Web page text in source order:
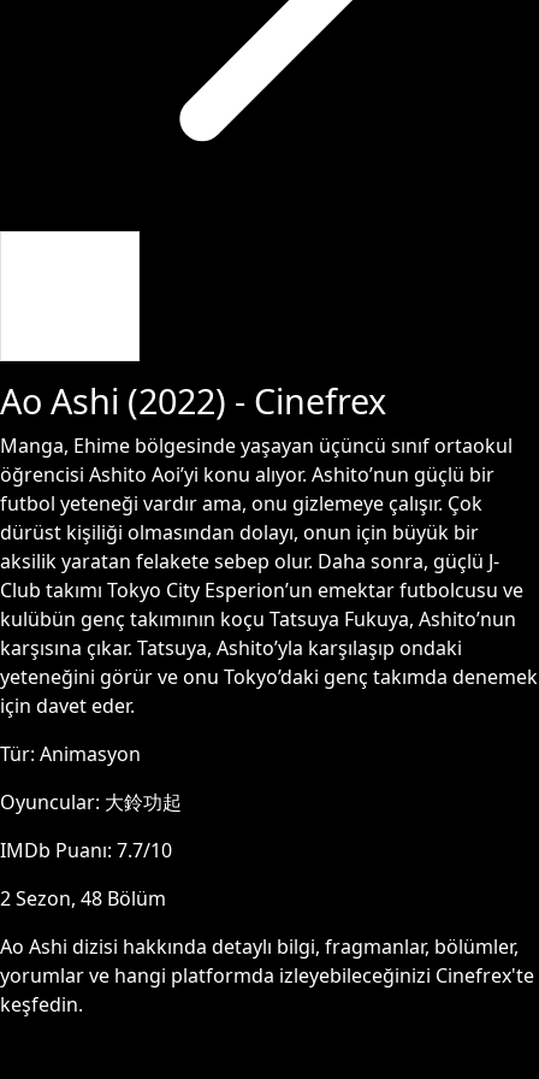
Ao Ashi (2022) - Cinefrex
Manga, Ehime bölgesinde yaşayan üçüncü sınıf ortaokul
öğrencisi Ashito Aoi’yi konu alıyor. Ashito’nun güçlü bir
futbol yeteneği vardır ama, onu gizlemeye çalışır. Çok
dürüst kişiliği olmasından dolayı, onun için büyük bir
aksilik yaratan felakete sebep olur. Daha sonra, güçlü J-
Club takımı Tokyo City Esperion’un emektar futbolcusu ve
kulübün genç takımının koçu Tatsuya Fukuya, Ashito’nun
karşısına çıkar. Tatsuya, Ashito’yla karşılaşıp ondaki
yeteneğini görür ve onu Tokyo’daki genç takımda denemek
için davet eder.
Tür: Animasyon
Oyuncular: 大鈴功起
IMDb Puanı: 7.7/10
2Sezon, 48 Bölüm
Ao Ashi dizisi hakkında detaylı bilgi, fragmanlar, bölümler,
yorumlar ve hangi platformda izleyebileceğinizi Cinefrex'te
keşfedin.